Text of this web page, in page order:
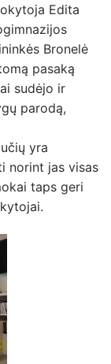
Edita
Bronelė
pasaką
sudėjo ir
parodą,
yra
norint jas visas
taps geri